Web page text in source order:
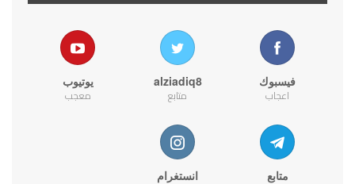
فيسبوك
اعجاب
alziadiq8
متابع
يوتيوب
معجب
متابع انستغرام